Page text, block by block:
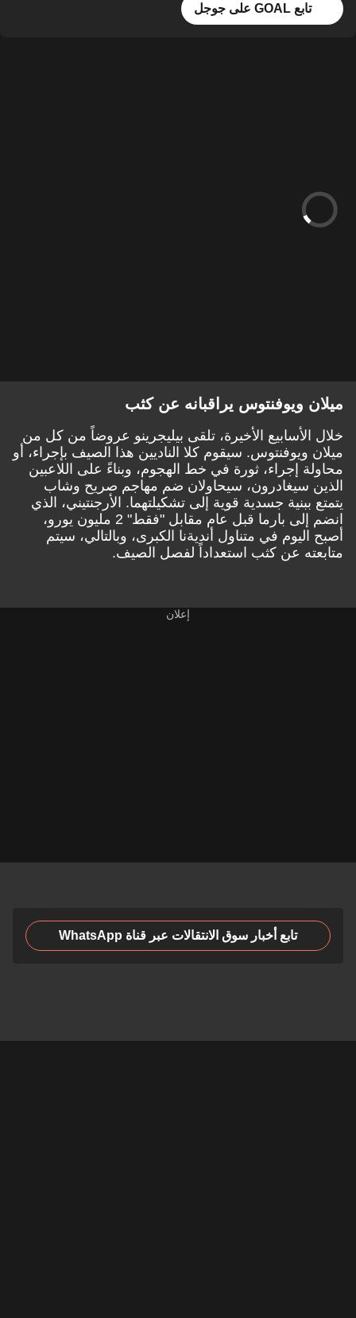
تابع GOAL على جوجل
ميلان ويوفنتوس يراقبانه عن كثب
خلال الأسابيع الأخيرة، تلقى بيليجرينو عروضاً من كل من
ميلان ويوفنتوس. سيقوم كلا الناديين هذا الصيف بإجراء، أو
محاولة إجراء، ثورة في خط الهجوم، وبناءً على اللاعبين
الذين سيغادرون، سيحاولان ضم مهاجم صريح وشاب
يتمتع ببنية جسدية قوية إلى تشكيلتهما. الأرجنتيني، الذي
انضم إلى بارما قبل عام مقابل "فقط" 2 مليون يورو،
أصبح اليوم في متناول أنديةنا الكبرى، وبالتالي، سيتم
متابعته عن كثب استعداداً لفصل الصيف.
تابع أخبار سوق الانتقالات عبر قناة WhatsApp